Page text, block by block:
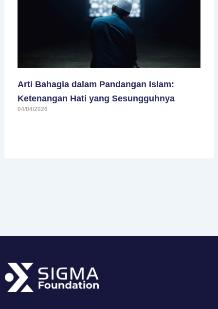
Arti Bahagia dalam Pandangan Islam:
Ketenangan Hati yang Sesungguhnya
04/04/2026